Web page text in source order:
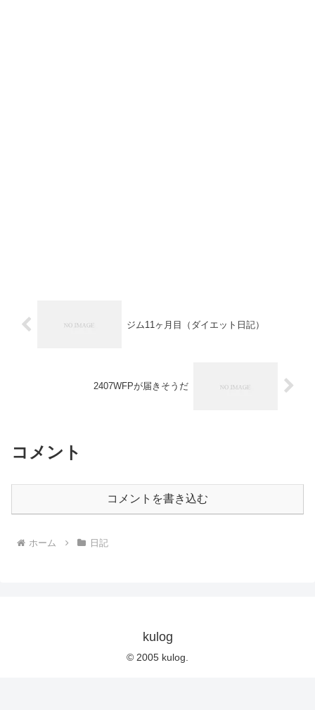
ジム11ヶ月目（ダイエット日記）
2407WFPが届きそうだ
コメント
コメントを書き込む
ホーム 日記
kulog
© 2005 kulog.